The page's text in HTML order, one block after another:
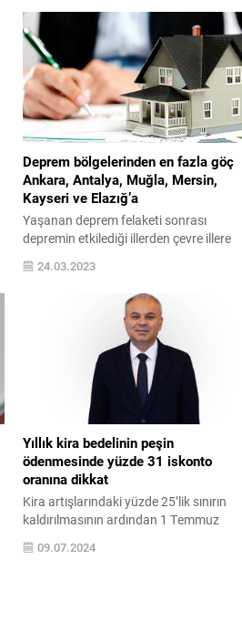
Deprem bölgelerinden en fazla göç
Ankara, Antalya, Muğla, Mersin,
Kayseri ve Elazığ’a
Yaşanan deprem felaketi sonrası
depremin etkilediği illerden çevre illere
göçler devam ediyor. Göçün etkisi ile
çoğunlukla satılık konut sokunda artış,
kiralık konut stokunda ise düşüş
görülüyor. En fazla talep gören iller
Ankara, Antalya, Muğla, Mersin,
ve Elazığ olurken, bir ayda Ankara’da
kiralık konut stoku %31, Mersin’de %36,
Kayseri’de %40,...
24.03.2023
Yıllık kira bedelinin peşin
ödenmesinde yüzde 31 iskonto
oranına dikkat
Kira artışlarındaki yüzde 25’lik sınırın
kaldırılmasının ardından 1 Temmuz
itibarıyla yeni döneme geçildi. Kira
ücretlerine uygulanacak zam oranı
09.07.2024